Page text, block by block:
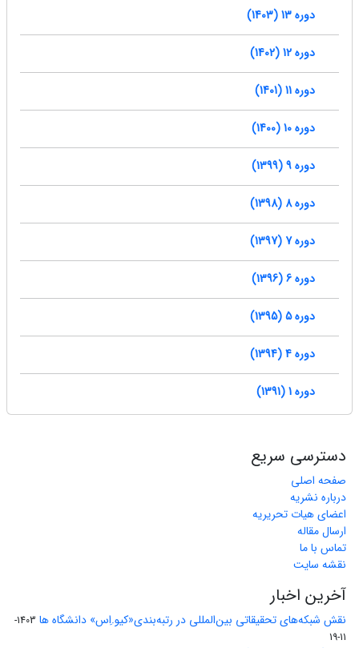
دوره 13 (1403)
دوره 12 (1402)
دوره 11 (1401)
دوره 10 (1400)
دوره 9 (1399)
دوره 8 (1398)
دوره 7 (1397)
دوره 6 (1396)
دوره 5 (1395)
دوره 4 (1394)
دوره 1 (1391)
دسترسی سریع
صفحه اصلی
درباره نشریه
اعضای هیات تحریریه
ارسال مقاله
تماس با ما
نقشه سایت
آخرین اخبار
نقش شبکه‌های تحقیقاتی بین‌المللی در رتبه‌بندی«کیو.اِس» دانشگاه ها
1403-
11-19